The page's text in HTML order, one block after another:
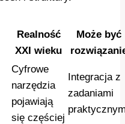
Realność
XXI wieku
Może być
Cyfrowe
narzędzia
pojawiają
się częściej
Integracja z
zadaniami